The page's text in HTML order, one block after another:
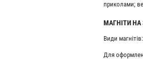
приколами;
МАГНІТИ НА
Види
Для